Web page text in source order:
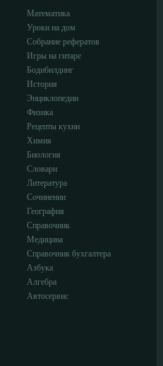
Математика
Уроки на дом
Собрание рефератов
Игры на гитаре
Бодибилдинг
История
Энциклопедии
Физика
Рецепты кухни
Химия
Биология
Словари
Литература
Сочинении
География
Справочник
Медицина
Справочник бухгалтера
Азбука
Алгебра
Автосервис